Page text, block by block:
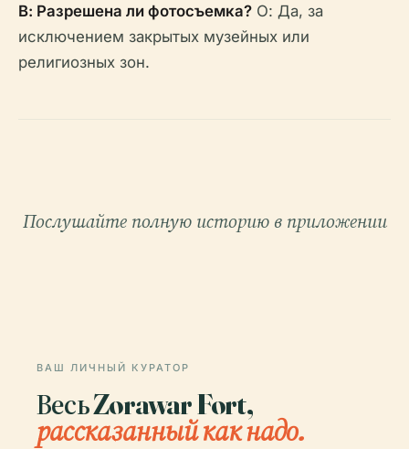
В: Разрешена ли фотосъемка? О: Да, за
исключением закрытых музейных или
религиозных зон.
Послушайте полную историю в приложении
ВАШ ЛИЧНЫЙ КУРАТОР
Весь Zorawar Fort,
рассказанный как надо.